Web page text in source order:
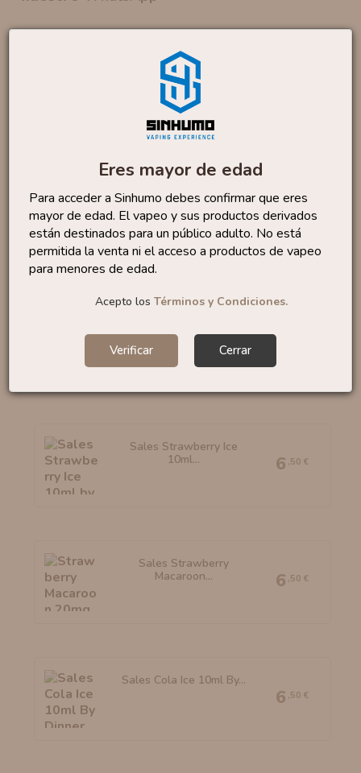
Eres mayor de edad
Para acceder a Sinhumo debes confirmar que eres
mayor de edad. El vapeo y sus productos derivados
están destinados para un público adulto. No está
permitida la venta ni el acceso a productos de vapeo
para menores de edad.
Acepto los Términos y Condiciones.
Verificar Cerrar
Sales Lemon Tart 10ml
By...
Sales Bubble Gum 10ml
By...
6,95 €
Sales Strawberry Ice
10ml...
6 ,50 €
Sales Strawberry
Macaroon...
6 ,50 €
Sales Cola Ice 10ml By...
6 ,50 €